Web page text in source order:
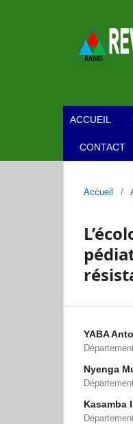
ACCUEIL
CONTACT
Accueil /
YABA
Nyenga
Kasamba